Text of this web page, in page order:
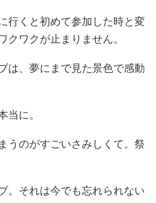
行くと初めて参加した時と変
クワクが止まりません。
は、夢にまで見た景色で感動
当に。
うのがすごいさみしくて。祭
。それは今でも忘れられない